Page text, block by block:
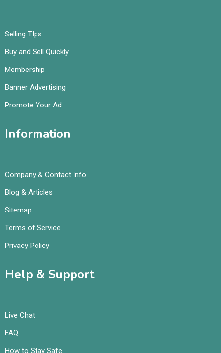
Selling TIps
Buy and Sell Quickly
Membership
Banner Advertising
Promote Your Ad
Information
Company & Contact Info
Blog & Articles
Sitemap
Terms of Service
Privacy Policy
Help & Support
Live Chat
FAQ
How to Stay Safe